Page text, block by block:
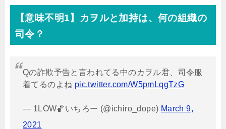
【意味不明1】カヲルと加持は、何の組織の
司令？
Qの詐欺予告と言われてる中のカヲル君、司令服
着てるのよね pic.twitter.com/W5pmLqgTzG
— 1LOW🏀いちろー (@ichiro_dope) March 9,
2021